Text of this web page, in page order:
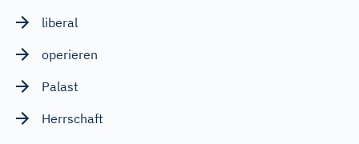
liberal
operieren
Palast
Herrschaft